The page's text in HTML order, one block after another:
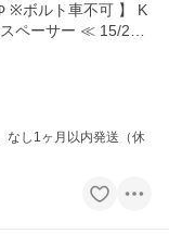
※ボルト車不可 】 K
ペーサー ≪ 15/20/2
なし1ヶ月以内発送（休